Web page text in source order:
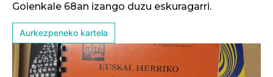
Goienkale 68an izango duzu eskuragarri.
Aurkezpeneko kartela